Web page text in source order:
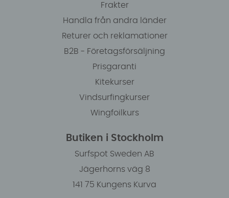
Frakter
Handla från andra länder
Returer och reklamationer
B2B - Företagsförsäljning
Prisgaranti
Kitekurser
Vindsurfingkurser
Wingfoilkurs
Butiken i Stockholm
Surfspot Sweden AB
Jägerhorns väg 8
141 75 Kungens Kurva